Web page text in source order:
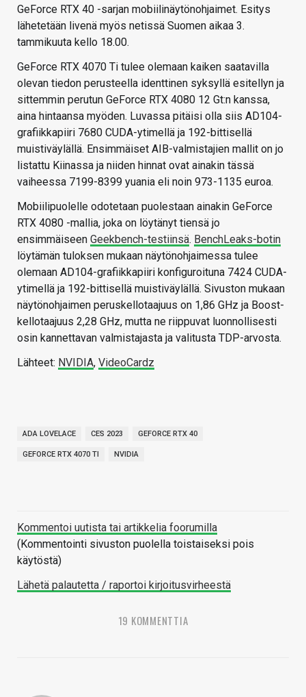
GeForce RTX 40 -sarjan mobiilinäytönohjaimet. Esitys
lähetetään livenä myös netissä Suomen aikaa 3.
tammikuuta kello 18.00.
GeForce RTX 4070 Ti tulee olemaan kaiken saatavilla
olevan tiedon perusteella identtinen syksyllä esitellyn ja
sittemmin perutun GeForce RTX 4080 12 Gt:n kanssa,
aina hintaansa myöden. Luvassa pitäisi olla siis AD104-
grafiikkapiiri 7680 CUDA-ytimellä ja 192-bittisellä
muistiväylällä. Ensimmäiset AIB-valmistajien mallit on jo
listattu Kiinassa ja niiden hinnat ovat ainakin tässä
vaiheessa 7199-8399 yuania eli noin 973-1135 euroa.
Mobiilipuolelle odotetaan puolestaan ainakin GeForce
RTX 4080 -mallia, joka on löytänyt tiensä jo
ensimmäiseen Geekbench-testiinsä. BenchLeaks-botin
löytämän tuloksen mukaan näytönohjaimessa tulee
olemaan AD104-grafiikkapiiri konfiguroituna 7424 CUDA-
ytimellä ja 192-bittisellä muistiväylällä. Sivuston mukaan
näytönohjaimen peruskellotaajuus on 1,86 GHz ja Boost-
kellotaajuus 2,28 GHz, mutta ne riippuvat luonnollisesti
osin kannettavan valmistajasta ja valitusta TDP-arvosta.
Lähteet: NVIDIA, VideoCardz
ADA LOVELACE CES 2023 GEFORCE RTX 40
GEFORCE RTX 4070 TI NVIDIA
Kommentoi uutista tai artikkelia foorumilla
(Kommentointi sivuston puolella toistaiseksi pois
käytöstä)
Lähetä palautetta / raportoi kirjoitusvirheestä
19 KOMMENTTIA